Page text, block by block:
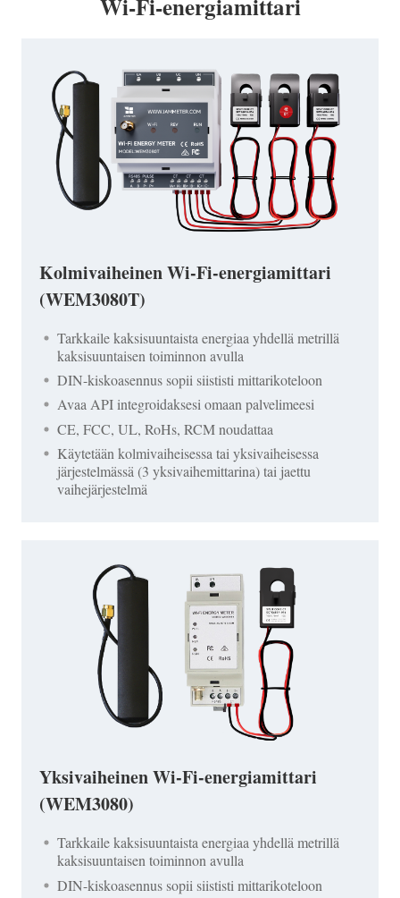
Wi-Fi-energiamittari
Kolmivaiheinen Wi-Fi-energiamittari
(WEM3080T)
Tarkkaile kaksisuuntaista energiaa yhdellä metrillä
kaksisuuntaisen toiminnon avulla
DIN-kiskoasennus sopii siististi mittarikoteloon
Avaa API integroidaksesi omaan palvelimeesi
CE, FCC, UL, RoHs, RCM noudattaa
Käytetään kolmivaiheisessa tai yksivaiheisessa
järjestelmässä (3 yksivaihemittarina) tai jaettu
vaihejärjestelmä
Yksivaiheinen Wi-Fi-energiamittari
(WEM3080)
Tarkkaile kaksisuuntaista energiaa yhdellä metrillä
kaksisuuntaisen toiminnon avulla
DIN-kiskoasennus sopii siististi mittarikoteloon